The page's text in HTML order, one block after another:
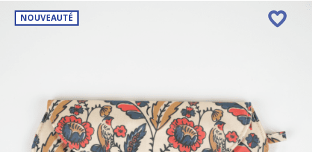
NOUVEAUTÉ